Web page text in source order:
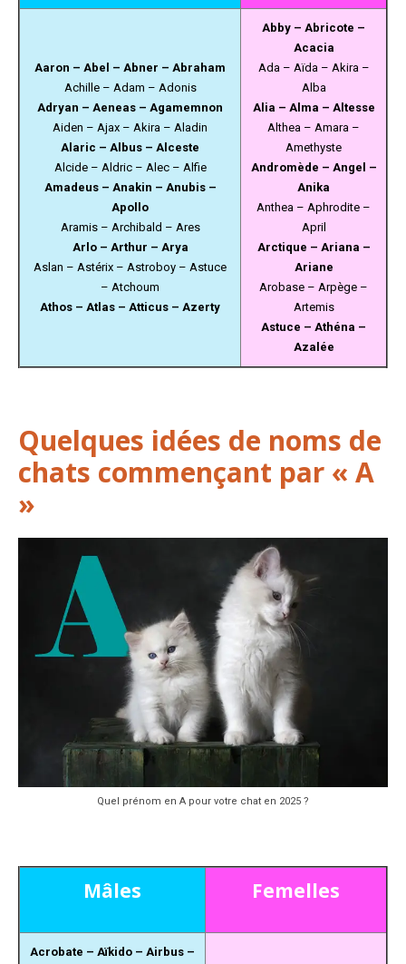
Aaron – Abel – Abner – Abraham
Achille – Adam – Adonis
Adryan – Aeneas – Agamemnon
Aiden – Ajax – Akira – Aladin
Alaric – Albus – Alceste
Alcide – Aldric – Alec – Alfie
Amadeus – Anakin – Anubis –
Apollo
Aramis – Archibald – Ares
Arlo – Arthur – Arya
Aslan – Astérix – Astroboy – Astuce
– Atchoum
Athos – Atlas – Atticus – Azerty
Abby – Abricote –
Acacia
Ada – Aïda – Akira –
Alba
Alia – Alma – Altesse
Althea – Amara –
Amethyste
Andromède – Angel –
Anika
Anthea – Aphrodite –
April
Arctique – Ariana –
Ariane
Arobase – Arpège –
Artemis
Astuce – Athéna –
Azalée
Quelques idées de noms de
chats commençant par « A
»
Quel prénom en A pour votre chat en 2025 ?
Mâles Femelles
Acrobate – Aïkido – Airbus –